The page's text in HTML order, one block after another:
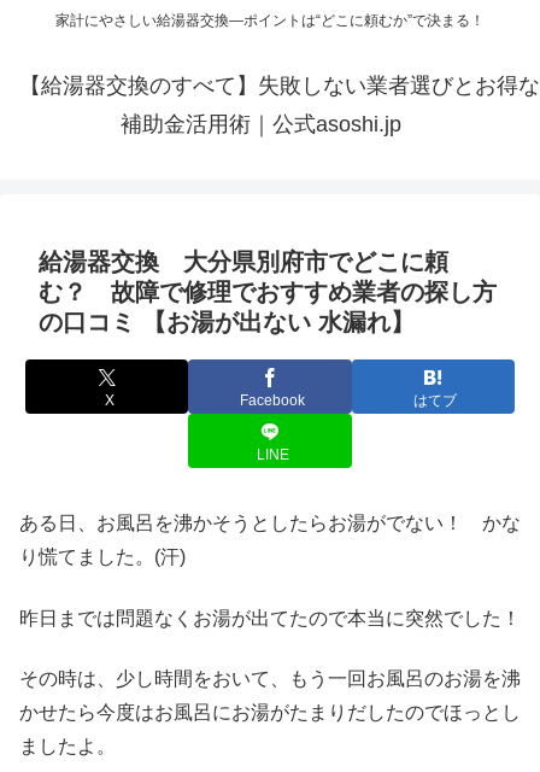
家計にやさしい給湯器交換—ポイントは“どこに頼むか”で決まる！
【給湯器交換のすべて】失敗しない業者選びとお得な
補助金活用術｜公式asoshi.jp
給湯器交換 大分県別府市でどこに頼
む？ 故障で修理でおすすめ業者の探し方
の口コミ 【お湯が出ない 水漏れ】
X Facebook はてブ
LINE
ある日、お風呂を沸かそうとしたらお湯がでない！ かな
り慌てました。(汗)
昨日までは問題なくお湯が出てたので本当に突然でした！
その時は、少し時間をおいて、もう一回お風呂のお湯を沸
かせたら今度はお風呂にお湯がたまりだしたのでほっとし
ましたよ。